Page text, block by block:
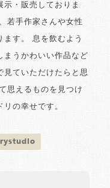
・販売しておりま
若手作家さんや女性
ます。 息を飲むよう
まうかわいい作品など
見ていただけたらと思
思えるものを見つけ
の幸せです。